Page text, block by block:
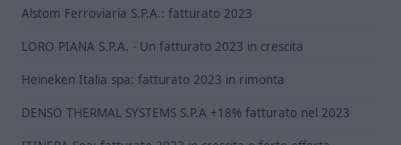
Alstom Ferroviaria S.P.A.: fatturato 2023
LORO PIANA S.P.A. - Un fatturato 2023 in crescita
Heineken Italia spa: fatturato 2023 in rimonta
DENSO THERMAL SYSTEMS S.P.A +18% fatturato nel 2023